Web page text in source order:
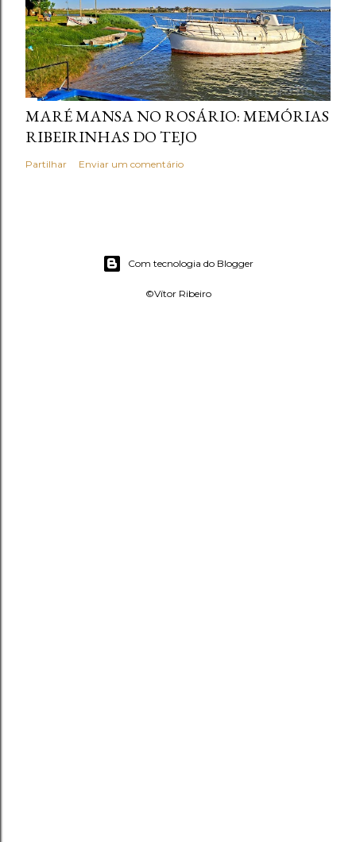
MARÉ MANSA NO ROSÁRIO: MEMÓRIAS
RIBEIRINHAS DO TEJO
Partilhar Enviar um comentário
Com tecnologia do Blogger
©Vítor Ribeiro